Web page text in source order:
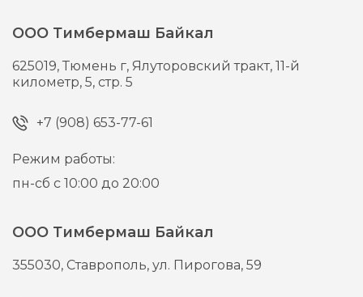
ООО Тимбермаш Байкал
625019,Тюмень г, Ялуторовский тракт, 11-й
километр, 5, стр. 5
+7 (908) 653-77-61
Режим работы:
пн-сб с 10:00 до 20:00
ООО Тимбермаш Байкал
355030, Ставрополь,ул. Пирогова, 59